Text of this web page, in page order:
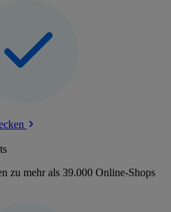
zu mehr als 39.000 Online-Shops